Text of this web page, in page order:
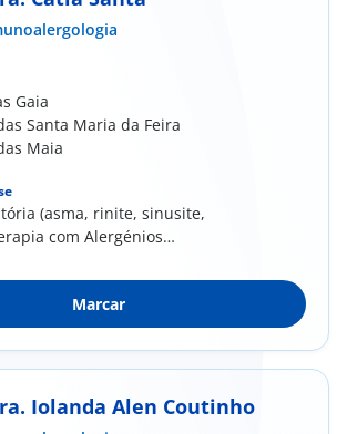
Gaia
Santa Maria da Feira
Maia
(asma, rinite, sinusite,
com Alergénios
Marcar
Iolanda Alen Coutinho